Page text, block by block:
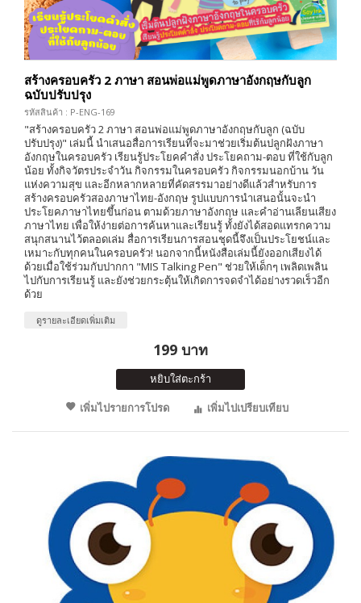
สร้างครอบครัว 2 ภาษา สอนพ่อแม่พูดภาษาอังกฤษกับลูก
ฉบับปรับปรุง
รหัสสินค้า : P-ENG-169
"สร้างครอบครัว 2 ภาษา สอนพ่อแม่พูดภาษาอังกฤษกับลูก (ฉบับ
ปรับปรุง)" เล่มนี้ นำเสนอสื่อการเรียนที่จะมาช่วยเริ่มต้นปลูกฝังภาษา
อังกฤษในครอบครัว เรียนรู้ประโยคคำสั่ง ประโยคถาม-ตอบ ที่ใช้กับลูก
น้อย ทั้งกิจวัตรประจำวัน กิจกรรมในครอบครัว กิจกรรมนอกบ้าน วัน
แห่งความสุข และอีกหลากหลายที่คัดสรรมาอย่างดีแล้วสำหรับการ
สร้างครอบครัวสองภาษาไทย-อังกฤษ รูปแบบการนำเสนอนั้นจะนำ
ประโยคภาษาไทยขึ้นก่อน ตามด้วยภาษาอังกฤษ และคำอ่านเลียนเสียง
ภาษาไทย เพื่อให้ง่ายต่อการค้นหาและเรียนรู้ ทั้งยังได้สอดแทรกความ
สนุกสนานไว้ตลอดเล่ม สื่อการเรียนการสอนชุดนี้จึงเป็นประโยชน์และ
เหมาะกับทุกคนในครอบครัว! นอกจากนี้หนังสือเล่มนี้ยังออกเสียงได้
ด้วยเมื่อใช้ร่วมกับปากกา "MIS Talking Pen" ช่วยให้เด็กๆ เพลิดเพลิน
ไปกับการเรียนรู้ และยังช่วยกระตุ้นให้เกิดการจดจำได้อย่างรวดเร็วอีก
ด้วย
ดูรายละเอียดเพิ่มเติม
199 บาท
หยิบใส่ตะกร้า
เพิ่มไปรายการโปรด
เพิ่มไปเปรียบเทียบ